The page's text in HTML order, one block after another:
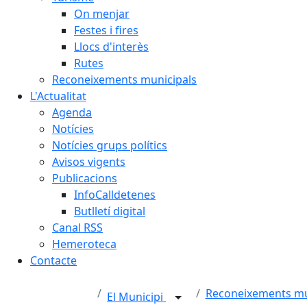
On menjar
Festes i fires
Llocs d'interès
Rutes
Reconeixements municipals
L'Actualitat
Agenda
Notícies
Notícies grups polítics
Avisos vigents
Publicacions
InfoCalldetenes
Butlletí digital
Canal RSS
Hemeroteca
Contacte
El Municipi Reconeixements